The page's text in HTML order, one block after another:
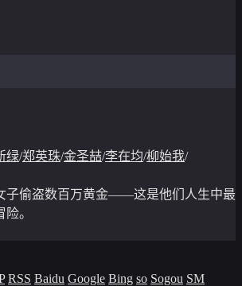
绿/郑英珠/金圣喆/李在均/柳始我/
子偷盗数百万黄金——这是他们人生中最
的冒险。
RSS Baidu Google Bing so Sogou SM